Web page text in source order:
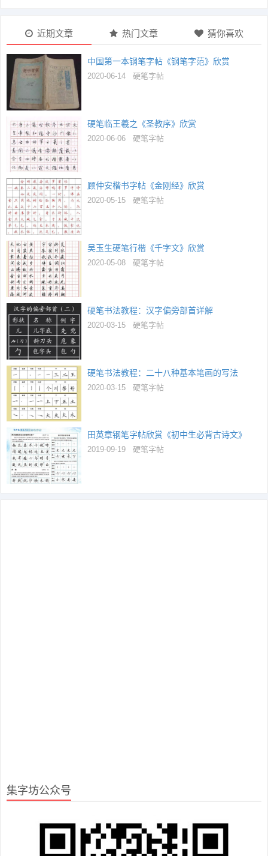
近期文章 热门文章 猜你喜欢
中国第一本钢笔字帖《钢笔字范》欣赏
2020-06-14 硬笔字帖
硬笔临王羲之《圣教序》欣赏
2020-06-06 硬笔字帖
顾仲安楷书字帖《金刚经》欣赏
2020-05-15 硬笔字帖
吴玉生硬笔行楷《千字文》欣赏
2020-05-08 硬笔字帖
硬笔书法教程：汉字偏旁部首详解
2020-03-15 硬笔字帖
硬笔书法教程：二十八种基本笔画的写法
2020-03-15 硬笔字帖
田英章钢笔字帖欣赏《初中生必背古诗文》
2019-09-19 硬笔字帖
集字坊公众号